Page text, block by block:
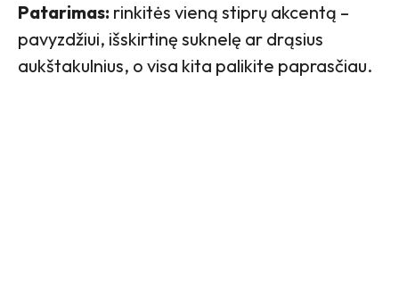
Patarimas: rinkitės vieną stiprų akcentą –
pavyzdžiui, išskirtinę suknelę ar drąsius
aukštakulnius, o visa kita palikite paprasčiau.